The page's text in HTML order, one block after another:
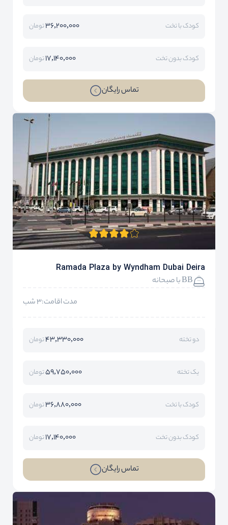
کودک با تخت 36,200,000تومان
کودک بدون تخت 17,140,000تومان
تماس رایگان
Ramada Plaza by Wyndham Dubai Deira
BB با صبحانه
مدت اقامت:3 شب
دو تخته 43,330,000تومان
یک تخته 59,750,000تومان
کودک با تخت 36,880,000تومان
کودک بدون تخت 17,140,000تومان
تماس رایگان